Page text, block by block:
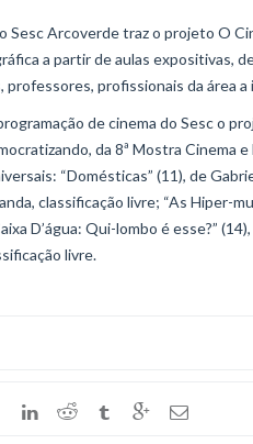
Sesc Arcoverde traz o projeto O
a partir de aulas expositivas,
profissionais da área
de cinema do Sesc o
da 8ª Mostra Cinema
“Domésticas” (11), de
classificação livre; “As Hiper-
D’água: Qui-lombo é esse?”
livre.